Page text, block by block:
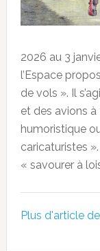
2026 au 3
l’Espace
de vols ». Il
et des avions à
humoristique
caricaturistes
« savourer à
Plus d'article